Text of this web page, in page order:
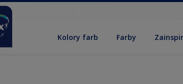
Kolory farb Farby